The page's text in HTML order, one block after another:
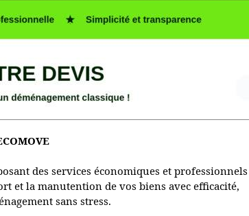
des services économiques et professionnels
et la manutention de vos biens avec efficacité,
sans stress.